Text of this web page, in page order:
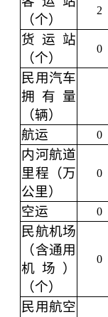
（个）
2
货运站
（个）
0
民用汽车
拥有量
（辆）
航运
0
内河航道
里程（万
公里）
0
空运 0
民航机场
（含通用
机场）
（个）
0
民用航空